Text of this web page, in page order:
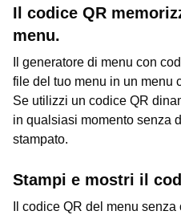
Il codice QR
menu.
Il generatore di menu con
file del tuo menu in un menu
Se utilizzi un codice QR
in qualsiasi momento senza
stampato.
Stampi e mostri il
Il codice QR del menu